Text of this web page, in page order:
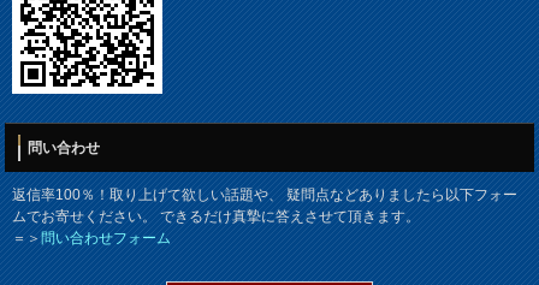
問い合わせ
返信率100％！取り上げて欲しい話題や、 疑問点などありましたら以下フォー
ムでお寄せください。 できるだけ真摯に答えさせて頂きます。
＝＞問い合わせフォーム